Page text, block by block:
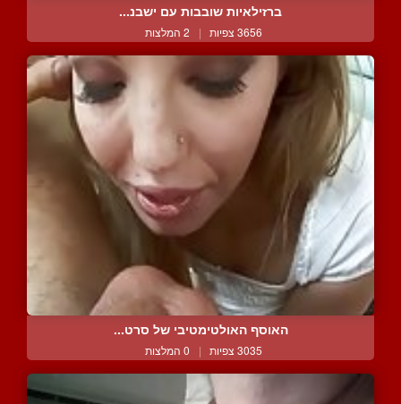
ברזילאיות שובבות עם ישבנ...
3656 צפיות | 2 המלצות
האוסף האולטימטיבי של סרט...
3035 צפיות | 0 המלצות